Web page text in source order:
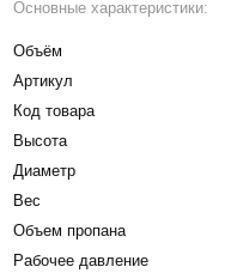
Основные характеристики:
Объём
Артикул
Код товара
Высота
Диаметр
Вес
Объем пропана
Рабочее давление